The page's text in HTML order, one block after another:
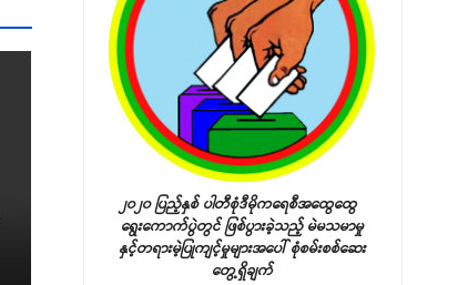
ခုံသမာဓိ အဖွဲ့များ၏ ဆုံးဖြတ်ချက်များ
တင်ဒါခေါ်ယူခြင်း
၂၀၂၀ ပြည့်နှစ် ပါတီစုံဒီမိုကရေစီအထွေထွေ
ရွေးကောက်ပွဲတွင် ဖြစ်ပွားခဲ့သည့် မဲမသမာမှု
နှင့်တရားမဲ့ပြုကျင့်မှုများအပေါ် စုံစမ်းစစ်ဆေး
တွေ့ရှိချက်